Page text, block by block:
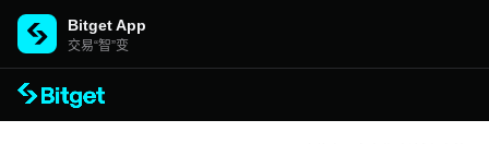
Bitget App
交易“智”变